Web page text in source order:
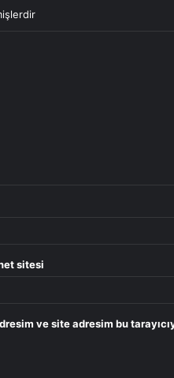
sitesi
ve site adresim bu